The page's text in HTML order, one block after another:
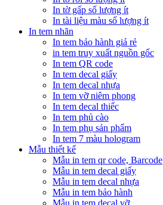
In tờ gấp số lượng ít
In tài liệu màu số lượng ít
In tem nhãn
In tem bảo hành giá rẻ
in tem truy xuất nguồn gốc
In tem QR code
In tem decal giấy
In tem decal nhựa
In tem vỡ niêm phong
In tem decal thiếc
In tem phủ cào
In tem phụ sản phẩm
In tem 7 màu hologram
Mẫu thiết kế
Mẫu in tem qr code, Barcode
Mẫu in tem decal giấy
Mẫu in tem decal nhựa
Mẫu in tem bảo hành
Mẫu in tem decal vỡ